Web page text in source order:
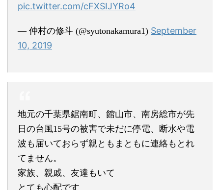
pic.twitter.com/cFXSIJYRo4
— 仲村の修斗 (@syutonakamura1) September
10, 2019
地元の千葉県鋸南町、館山市、南房総市が先
日の台風15号の被害で未だに停電、断水や電
波も届いておらず親ともまともに連絡もとれ
てません。
家族、親戚、友達もいて
とても心配です